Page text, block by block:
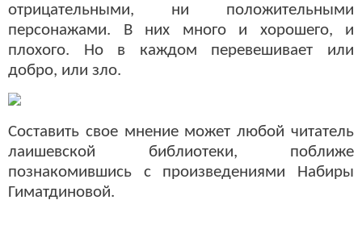
отрицательными, ни положительными
персонажами. В них много и хорошего, и
плохого. Но в каждом перевешивает или
добро, или зло.
Составить свое мнение может любой читатель
лаишевской библиотеки, поближе
познакомившись с произведениями Набиры
Гиматдиновой.